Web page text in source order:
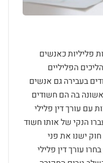
פליליות כאנשים
הפליליים
בעבירה גם אנשים
בה הם חשודים
עם עורך דין פלילי
הנקי של אותו חשוד
ישנו את פני
עורך דין פלילי